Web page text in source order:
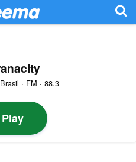
· FM · 88.3
Play